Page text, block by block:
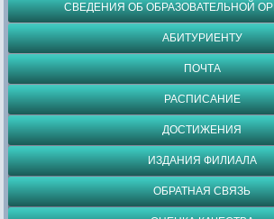
СВЕДЕНИЯ ОБ ОБРАЗОВАТЕЛЬНОЙ
АБИТУРИЕНТУ
ПОЧТА
РАСПИСАНИЕ
ДОСТИЖЕНИЯ
ИЗДАНИЯ ФИЛИАЛА
ОБРАТНАЯ СВЯЗЬ